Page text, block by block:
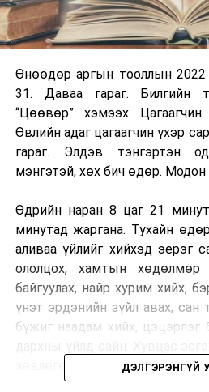
Өнөөдөр аргын тооллын
31. Даваа гараг. Билгийн
“Цөөвөр” хэмээх
Өвлийн адаг цагаагчин үхэр
гараг. Элдэв тэнгэртэн
мэнгэтэй, хөх бич өдөр.
Өдрийн наран 8 цаг 21
минутад жаргана. Тухайн
аливаа үйлийг хийхэд эерэг
ололцох, хамтын хөдөлмөр
байгуулах, найр хурим хийх,
үнэт эрдэнийн зүйл авах, сан
бүжиг наадам хийх, цэцэрлэг
зөвлөгөө хийх, сэтгэлд сэвтэй
ДЭЛГЭРЭНГҮЙ